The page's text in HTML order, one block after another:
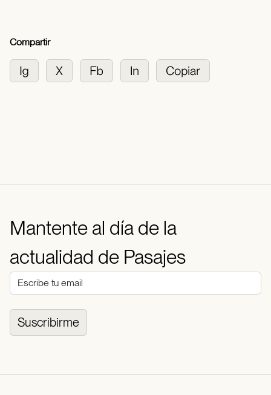
Compartir
Mantente al día de la
actualidad de Pasajes
Suscribirme